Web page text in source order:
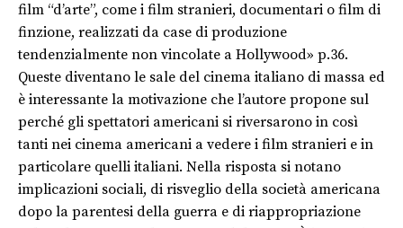
film “d’arte”, come i film stranieri, documentari o film di
finzione, realizzati da case di produzione
tendenzialmente non vincolate a Hollywood» p.36.
Queste diventano le sale del cinema italiano di massa ed
è interessante la motivazione che l’autore propone sul
perché gli spettatori americani si riversarono in così
tanti nei cinema americani a vedere i film stranieri e in
particolare quelli italiani. Nella risposta si notano
implicazioni sociali, di risveglio della società americana
dopo la parentesi della guerra e di riappropriazione